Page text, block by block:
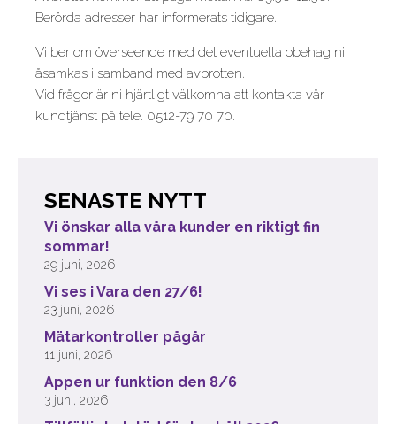
Berörda adresser har informerats tidigare.
Vi ber om överseende med det eventuella obehag ni
åsamkas i samband med avbrotten.
Vid frågor är ni hjärtligt välkomna att kontakta vår
kundtjänst på tele. 0512-79 70 70.
SENASTE NYTT
Vi önskar alla våra kunder en riktigt fin
sommar!
29 juni, 2026
Vi ses i Vara den 27/6!
23 juni, 2026
Mätarkontroller pågår
11 juni, 2026
Appen ur funktion den 8/6
3 juni, 2026